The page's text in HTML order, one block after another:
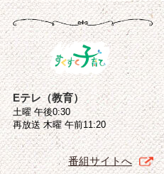
Eテレ（教育）
土曜 午後0:30
再放送 木曜 午前11:20
番組サイトへ